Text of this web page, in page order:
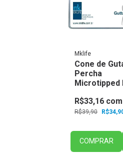
Mklife
Cone de
Percha
Microtipped
R$39,90
R$33,16 com
COMPRAR